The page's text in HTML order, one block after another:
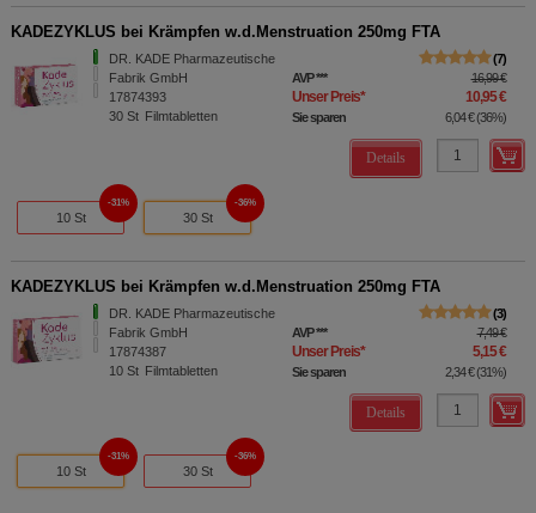
KADEZYKLUS bei Krämpfen w.d.Menstruation 250mg FTA
DR. KADE Pharmazeutische
Fabrik GmbH
17874393
30 St Filmtabletten
7
AVP*** 16,99 €
Unser Preis* 10,95 €
Sie sparen 6,04 €(36%)
Details
10 St
31%
30 St
36%
KADEZYKLUS bei Krämpfen w.d.Menstruation 250mg FTA
DR. KADE Pharmazeutische
Fabrik GmbH
17874387
10 St Filmtabletten
3
AVP*** 7,49 €
Unser Preis* 5,15 €
Sie sparen 2,34 €(31%)
Details
10 St
31%
30 St
36%